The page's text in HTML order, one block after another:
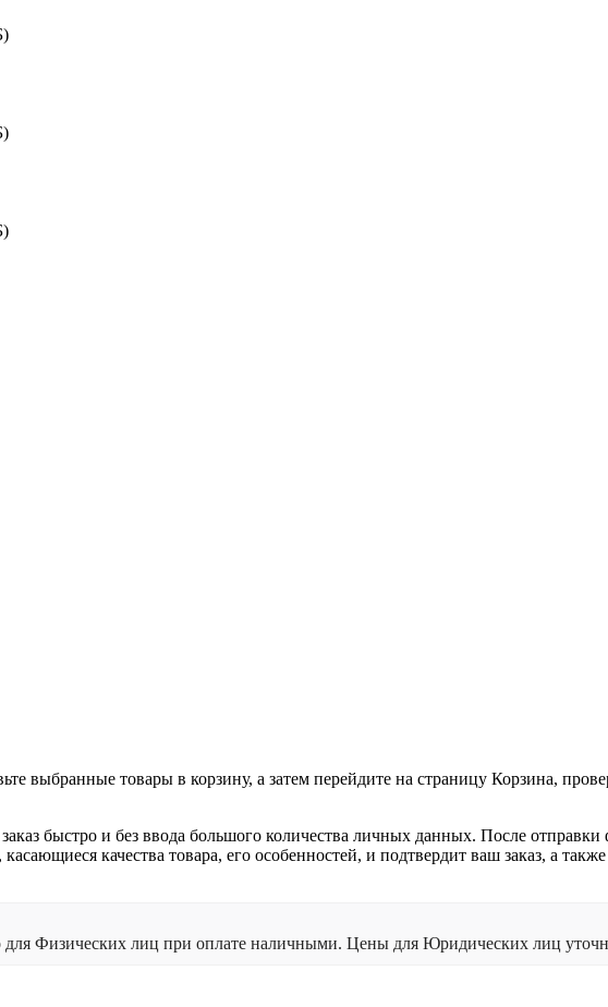
выбранные товары в корзину, а затем перейдите на страницу Корзина,
быстро и без ввода большого количества личных данных. После
качества товара, его особенностей, и подтвердит ваш заказ, а
для Физических лиц при оплате наличными. Цены для Юридических лиц